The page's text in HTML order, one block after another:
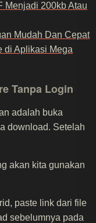
Menjadi 200kb Atau
Mudah Dan Cepat
di Aplikasi Mega
Tanpa Login
adalah buka
download. Setelah
akan kita gunakan
paste link dari file
sebelumnya pada